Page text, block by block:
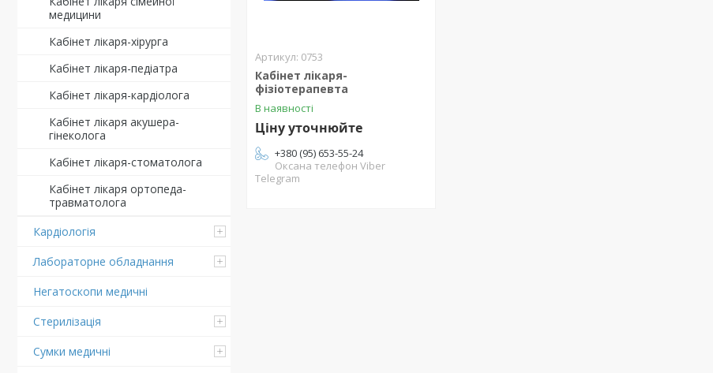
медицини
Кабінет лікаря-хірурга
Кабінет лікаря-педіатра
Кабінет лікаря-кардіолога
Кабінет лікаря акушера-
гінеколога
Кабінет лікаря-стоматолога
Кабінет лікаря ортопеда-
травматолога
Кардіологія
Лабораторне обладнання
Негатоскопи медичні
Стерилізація
Сумки медичні
0753
Кабінет лікаря-
фізіотерапевта
В наявності
Ціну уточнюйте
+380 (95) 653-55-24
Оксана телефон Viber
Telegram